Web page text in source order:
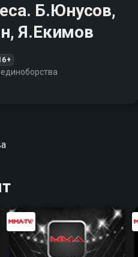
Б.Юнусов,
Я.Екимов